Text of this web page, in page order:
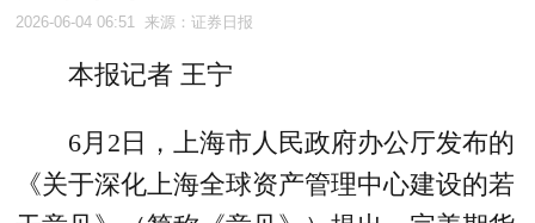
2026-06-04 06:51 来源：证券日报
本报记者 王宁
6月2日，上海市人民政府办公厅发布的
《关于深化上海全球资产管理中心建设的若